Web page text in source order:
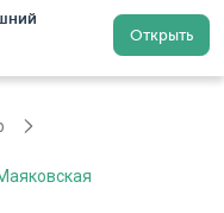
Открыть
Регистрация